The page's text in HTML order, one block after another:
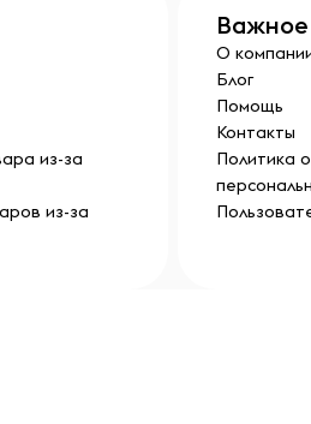
из-за
из-за
Важное
О
Блог
Помощь
Контакты
Политика